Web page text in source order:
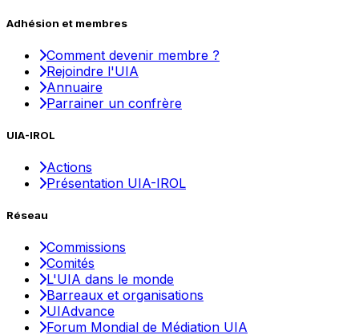
Adhésion et membres
Comment devenir membre ?
Rejoindre l'UIA
Annuaire
Parrainer un confrère
UIA-IROL
Actions
Présentation UIA-IROL
Réseau
Commissions
Comités
L'UIA dans le monde
Barreaux et organisations
UIAdvance
Forum Mondial de Médiation UIA